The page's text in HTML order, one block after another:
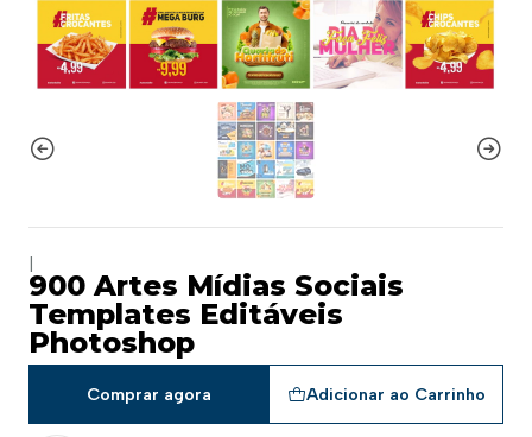
900 Artes Mídias Sociais
Templates Editáveis
Photoshop
Adicionar ao Carrinho
Comprar agora